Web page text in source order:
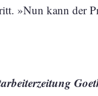
»Nun kann der